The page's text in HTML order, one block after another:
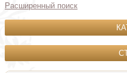
Расширенный поиск